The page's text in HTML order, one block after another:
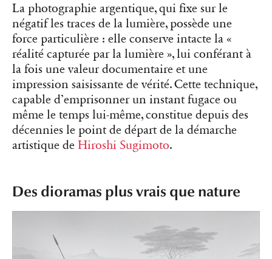
La photographie argentique, qui fixe sur le
négatif les traces de la lumière, possède une
force particulière : elle conserve intacte la «
réalité capturée par la lumière », lui conférant à
la fois une valeur documentaire et une
impression saisissante de vérité. Cette technique,
capable d’emprisonner un instant fugace ou
même le temps lui-même, constitue depuis des
décennies le point de départ de la démarche
artistique de Hiroshi Sugimoto.
Des dioramas plus vrais que nature